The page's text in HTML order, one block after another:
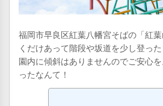
福岡市早良区紅葉八幡宮そばの「紅
くだけあって階段や坂道を少し登っ
園内に傾斜はありませんのでご安心
ったなんて！